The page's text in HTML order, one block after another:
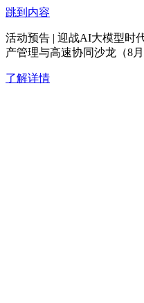
跳到内容
活动预告 | 迎战AI大模型时
产管理与高速协同沙龙（8
了解详情